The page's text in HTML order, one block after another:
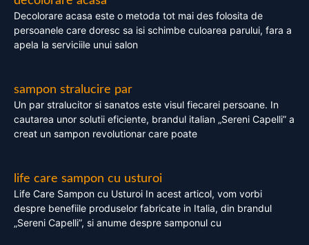
Decolorare acasa este o metoda tot mai des folosita de
persoanele care doresc sa isi schimbe culoarea parului, fara a
apela la serviciile unui salon
sampon stralucire par
Un par stralucitor si sanatos este visul fiecarei persoane. In
cautarea unor solutii eficiente, brandul italian „Sereni Capelli” a
creat un sampon revolutionar care poate
life care sampon cu usturoi
Life Care Sampon cu Usturoi In acest articol, vom vorbi
despre benefiile produselor fabricate in Italia, din brandul
„Sereni Capelli”, si anume despre samponul cu